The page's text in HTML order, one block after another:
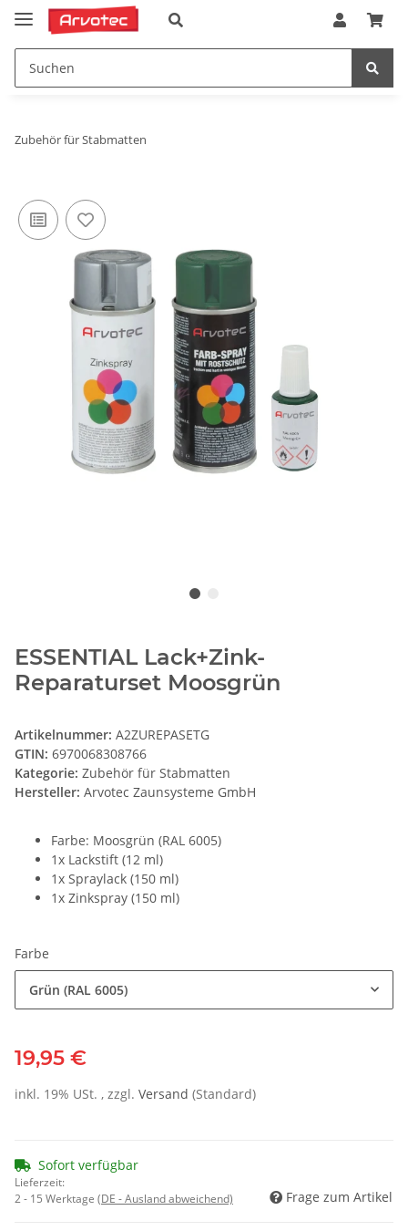
Zubehör für Stabmatten
ESSENTIAL Lack+Zink-
Reparaturset Moosgrün
Artikelnummer: A2ZUREPASETG
GTIN: 6970068308766
Kategorie: Zubehör für Stabmatten
Hersteller: Arvotec Zaunsysteme GmbH
Farbe: Moosgrün (RAL 6005)
1x Lackstift (12 ml)
1x Spraylack (150 ml)
1x Zinkspray (150 ml)
Farbe
Grün (RAL 6005)
19,95 €
inkl. 19% USt. , zzgl. Versand (Standard)
Sofort verfügbar
Lieferzeit:
2 - 15 Werktage (DE - Ausland abweichend) Frage zum Artikel